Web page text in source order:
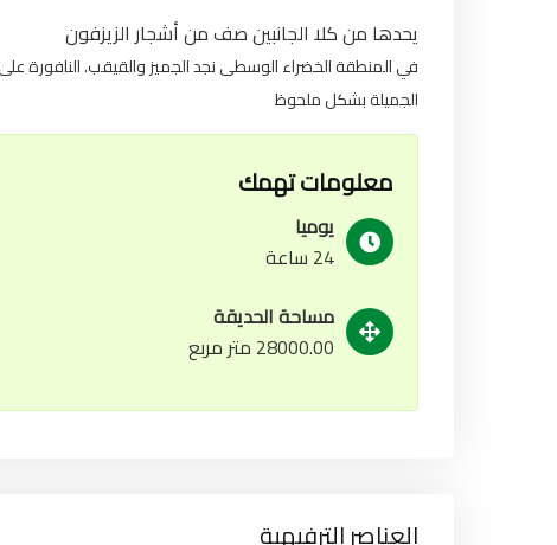
يحدها من كلا الجانبين صف من أشجار الزيزفون
في المنطقة الخضراء الوسطى نجد الجميز والقيقب. النافورة
الجميلة بشكل ملحوظ
معلومات تهمك
يوميا
24 ساعة
مساحة الحديقة
28000.00 متر مربع
العناصر الترفيهية